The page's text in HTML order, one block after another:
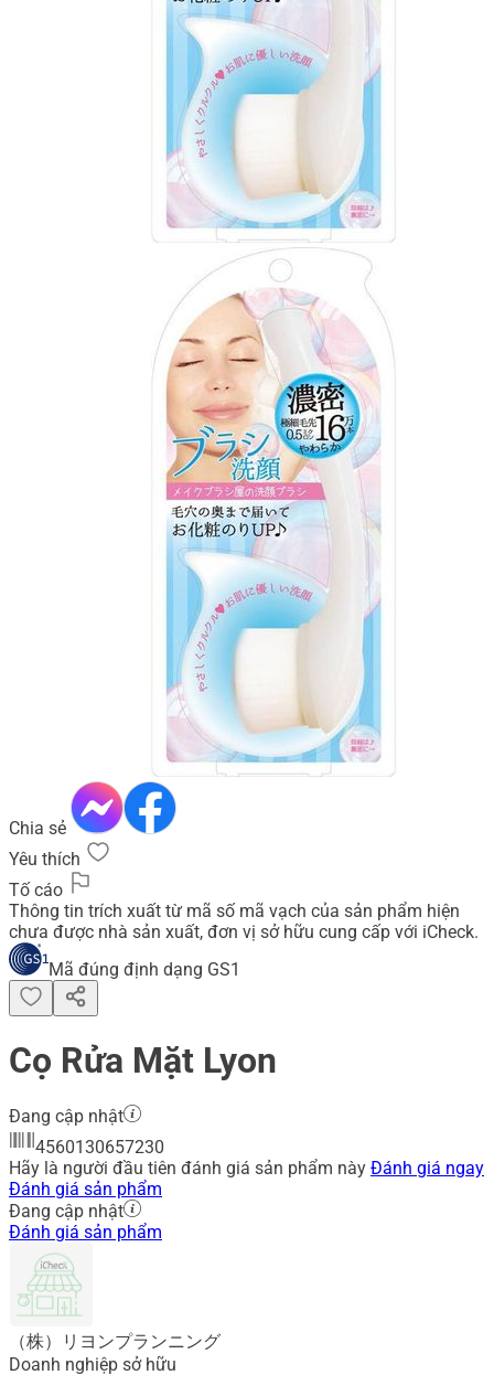
Chia sẻ
Yêu thích
Tố cáo
Thông tin trích xuất từ mã số mã vạch của sản phẩm hiện
chưa được nhà sản xuất, đơn vị sở hữu cung cấp với iCheck.
Mã đúng định dạng GS1
Cọ Rửa Mặt Lyon
Đang cập nhật
4560130657230
Hãy là người đầu tiên đánh giá sản phẩm này Đánh giá ngay
Đánh giá sản phẩm
Đang cập nhật
Đánh giá sản phẩm
（株）リヨンプランニング
Doanh nghiệp sở hữu